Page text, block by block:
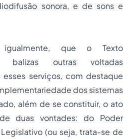
sonora, e de sons e
igualmente, que o Texto
balizas outras voltadas
serviços, com destaque
dos sistemas
além de se constituir, o ato
duas vontades: do Poder
(ou seja, trata-se de